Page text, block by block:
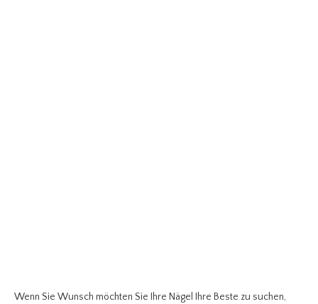
Wenn Sie Wunsch möchten Sie Ihre Nägel Ihre Beste zu suchen,